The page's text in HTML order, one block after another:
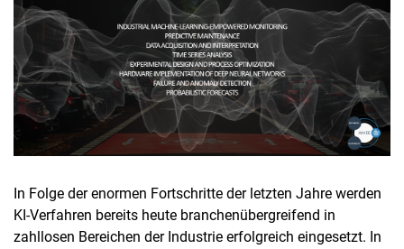
Termine
Aktuelles
Veranstaltungen
Stellenausschreibungen
In Folge der enormen Fortschritte der letzten Jahre werden
KI-Verfahren bereits heute branchenübergreifend in
zahllosen Bereichen der Industrie erfolgreich eingesetzt. In